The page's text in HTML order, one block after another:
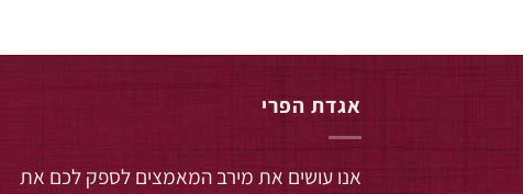
אגדת הפרי
אנו עושים את מירב המאמצים לספק לכם את